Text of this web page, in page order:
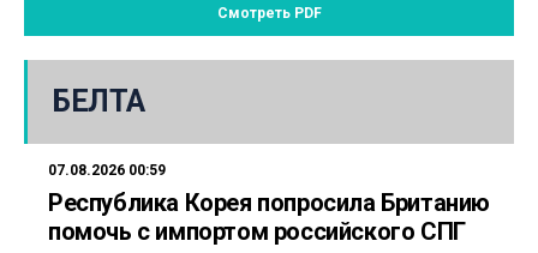
Смотреть PDF
БЕЛТА
07.08.2026 00:59
Республика Корея попросила Британию
помочь с импортом российского СПГ